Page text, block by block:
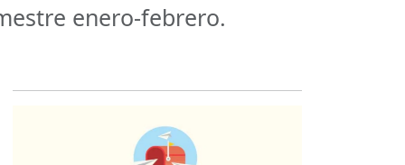
enero-febrero.